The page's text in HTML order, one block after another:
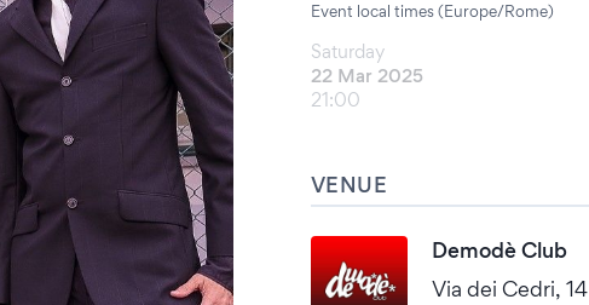
Event local times (Europe/Rome)
Saturday
22 Mar 2025
21:00
VENUE
Demodè Club
Via dei Cedri, 14